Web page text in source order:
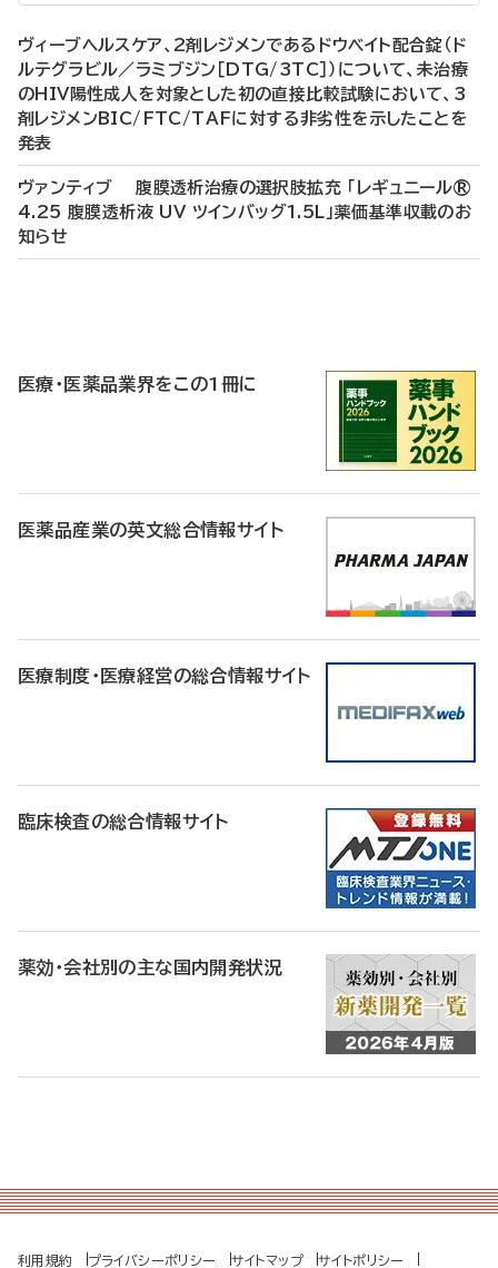
ヴィーブヘルスケア、2剤レジメンであるドウベイト配合錠（ド
ルテグラビル／ラミブジン［DTG/3TC］）について、未治療
のHIV陽性成人を対象とした初の直接比較試験において、3
剤レジメンBIC/FTC/TAFに対する非劣性を示したことを
発表
ヴァンティブ 腹膜透析治療の選択肢拡充 「レギュニール®
4.25 腹膜透析液 UV ツインバッグ1.5L」薬価基準収載のお
知らせ
医療・医薬品業界をこの1冊に
医薬品産業の英文総合情報サイト
医療制度・医療経営の総合情報サイト
臨床検査の総合情報サイト
薬効・会社別の主な国内開発状況
利用規約 プライバシーポリシー サイトマップ サイトポリシー